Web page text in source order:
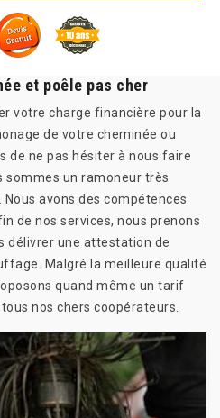
et poêle pas cher
votre charge financière pour la
de votre cheminée ou
de ne pas hésiter à nous faire
sommes un ramoneur très
avons des compétences
de nos services, nous prenons
délivrer une attestation de
Malgré la meilleure qualité
quand même un tarif
nos chers coopérateurs.